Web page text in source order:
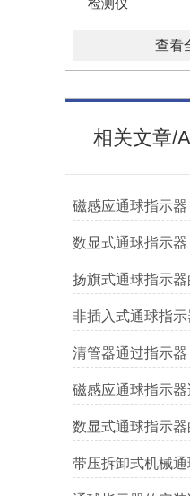
检测仪
查看
相关文章/
扬旗式通球指示
带压拆卸式机械